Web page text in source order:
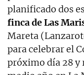
planificado dos
finca de Las
Mareta
para celebrar el
próximo día 28 y